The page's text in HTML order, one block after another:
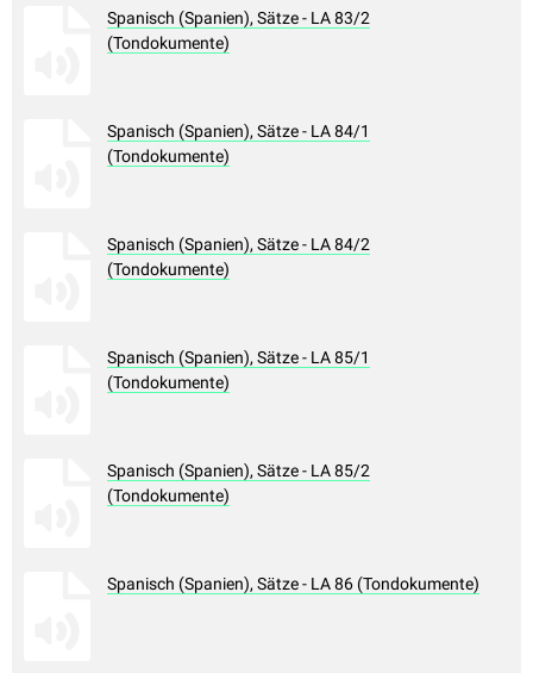
Spanisch (Spanien), Sätze - LA 83/2
(Tondokumente)
Spanisch (Spanien), Sätze - LA 84/1
(Tondokumente)
Spanisch (Spanien), Sätze - LA 84/2
(Tondokumente)
Spanisch (Spanien), Sätze - LA 85/1
(Tondokumente)
Spanisch (Spanien), Sätze - LA 85/2
(Tondokumente)
Spanisch (Spanien), Sätze - LA 86 (Tondokumente)